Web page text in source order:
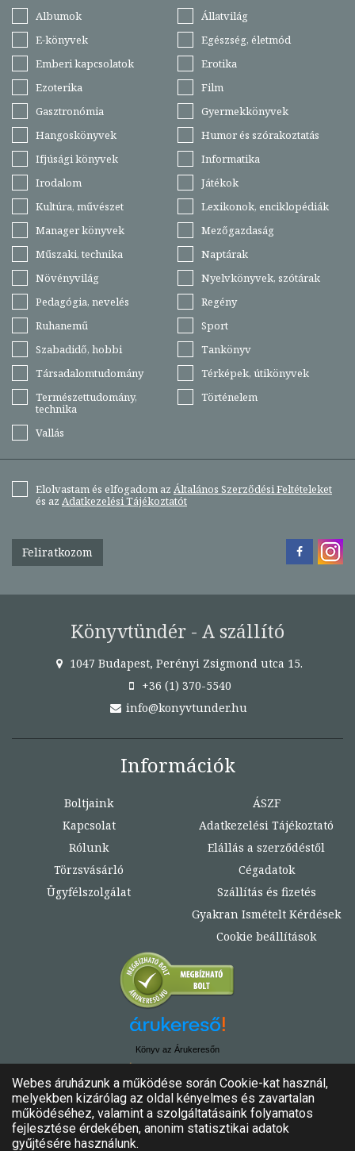
Albumok
Állatvilág
E-könyvek
Egészség, életmód
Emberi kapcsolatok
Erotika
Ezoterika
Film
Gasztronómia
Gyermekkönyvek
Hangoskönyvek
Humor és szórakoztatás
Ifjúsági könyvek
Informatika
Irodalom
Játékok
Kultúra, művészet
Lexikonok, enciklopédiák
Manager könyvek
Mezőgazdaság
Műszaki, technika
Naptárak
Növényvilág
Nyelvkönyvek, szótárak
Pedagógia, nevelés
Regény
Ruhanemű
Sport
Szabadidő, hobbi
Tankönyv
Társadalomtudomány
Térképek, útikönyvek
Természettudomány,
technika
Történelem
Vallás
Elolvastam és elfogadom az Általános Szerződési Feltételeket
és az Adatkezelési Tájékoztatót
Feliratkozom
Könyvtündér - A szállító
1047 Budapest, Perényi Zsigmond utca 15.
+36 (1) 370-5540
info@konyvtunder.hu
Információk
Boltjaink
Kapcsolat
Rólunk
Törzsvásárló
Ügyfélszolgálat
ÁSZF
Adatkezelési Tájékoztató
Elállás a szerződéstől
Cégadatok
Szállítás és fizetés
Gyakran Ismételt Kérdések
Cookie beállítások
Könyv az Árukeresőn